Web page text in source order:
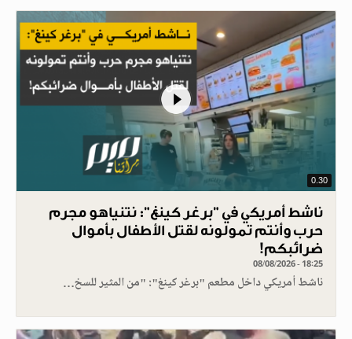
0.30
ناشط أمريكي في "برغر كينغ": نتنياهو مجرم
حرب وأنتم تمولونه لقتل الأطفال بأموال
ضرائبكم!
08/08/2026 - 18:25
ناشط أمريكي داخل مطعم "برغر كينغ": "من المثير للسخ…